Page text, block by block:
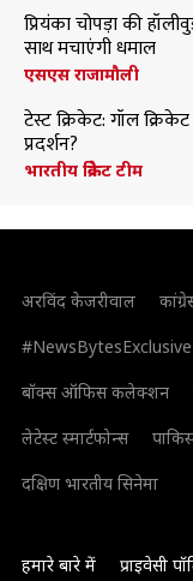
प्रियंका चोपड़ा की
साथ मचाएंगी धमाल
एसएस राजामौली
टेस्ट क्रिकेट: गॉल
प्रदर्शन?
भारतीय क्रिकेट टीम
अरविंद केजरीवाल
#NewsBytesExclusive
बॉक्स ऑफिस कलेक्शन
लेटेस्ट स्मार्टफोन्स
दक्षिण भारतीय सिनेमा
हमारे बारे में प्राइवेसी